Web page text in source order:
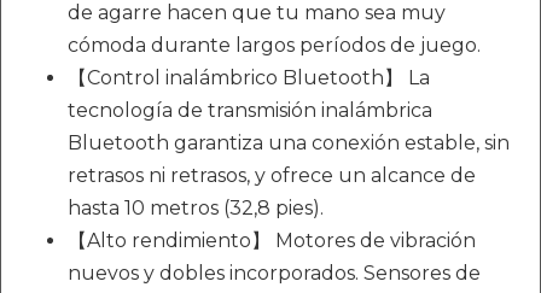
de agarre hacen que tu mano sea muy
cómoda durante largos períodos de juego.
【Control inalámbrico Bluetooth】 La
tecnología de transmisión inalámbrica
Bluetooth garantiza una conexión estable, sin
retrasos ni retrasos, y ofrece un alcance de
hasta 10 metros (32,8 pies).
【Alto rendimiento】 Motores de vibración
nuevos y dobles incorporados. Sensores de